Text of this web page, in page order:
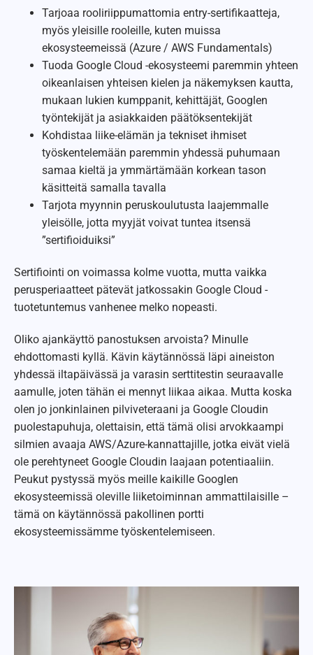
Tarjoaa rooliriippumattomia entry-sertifikaatteja,
myös yleisille rooleille, kuten muissa
ekosysteemeissä (Azure / AWS Fundamentals)
Tuoda Google Cloud -ekosysteemi paremmin yhteen
oikeanlaisen yhteisen kielen ja näkemyksen kautta,
mukaan lukien kumppanit, kehittäjät, Googlen
työntekijät ja asiakkaiden päätöksentekijät
Kohdistaa liike-elämän ja tekniset ihmiset
työskentelemään paremmin yhdessä puhumaan
samaa kieltä ja ymmärtämään korkean tason
käsitteitä samalla tavalla
Tarjota myynnin peruskoulutusta laajemmalle
yleisölle, jotta myyjät voivat tuntea itsensä
”sertifioiduiksi”
Sertifiointi on voimassa kolme vuotta, mutta vaikka
perusperiaatteet pätevät jatkossakin Google Cloud -
tuotetuntemus vanhenee melko nopeasti.
Oliko ajankäyttö panostuksen arvoista? Minulle
ehdottomasti kyllä. Kävin käytännössä läpi aineiston
yhdessä iltapäivässä ja varasin serttitestin seuraavalle
aamulle, joten tähän ei mennyt liikaa aikaa. Mutta koska
olen jo jonkinlainen pilviveteraani ja Google Cloudin
puolestapuhuja, olettaisin, että tämä olisi arvokkaampi
silmien avaaja AWS/Azure-kannattajille, jotka eivät vielä
ole perehtyneet Google Cloudin laajaan potentiaaliin.
Peukut pystyssä myös meille kaikille Googlen
ekosysteemissä oleville liiketoiminnan ammattilaisille –
tämä on käytännössä pakollinen portti
ekosysteemissämme työskentelemiseen.